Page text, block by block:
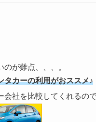
が難点、、、。
タカーの利用がおススメ♪
会社を比較してくれるの